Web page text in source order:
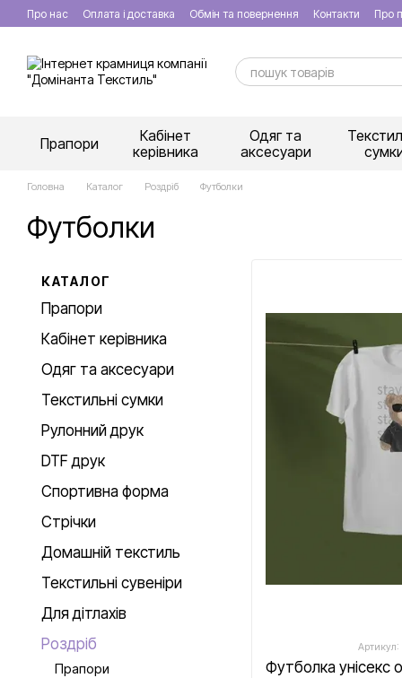
Перейти к основному контенту
Про нас Оплата і доставка Обмін та повернення Контакти Про
Прапори
Кабінет
керівника
Одяг та
аксесуари
Головна Каталог Роздріб Футболки
Футболки
Артикул:
КАТАЛОГ
Прапори
Кабінет керівника
Одяг та аксесуари
Текстильні сумки
Рулонний друк
DTF друк
Спортивна форма
Стрічки
Домашній текстиль
Текстильні сувеніри
Для дітлахів
Роздріб
Прапори